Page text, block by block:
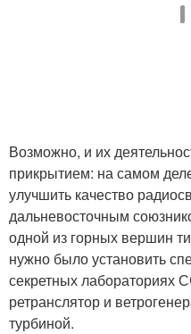
Возможно, и их
прикрытием: на самом
улучшить качество
дальневосточным
одной из горных вершин
нужно было установить
секретных лабораториях
ретранслятор и
турбиной.